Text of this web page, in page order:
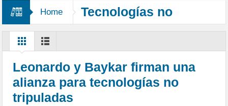
Home
Tecnologías no
tripuladas
Leonardo y Baykar firman una
alianza para tecnologías no
tripuladas